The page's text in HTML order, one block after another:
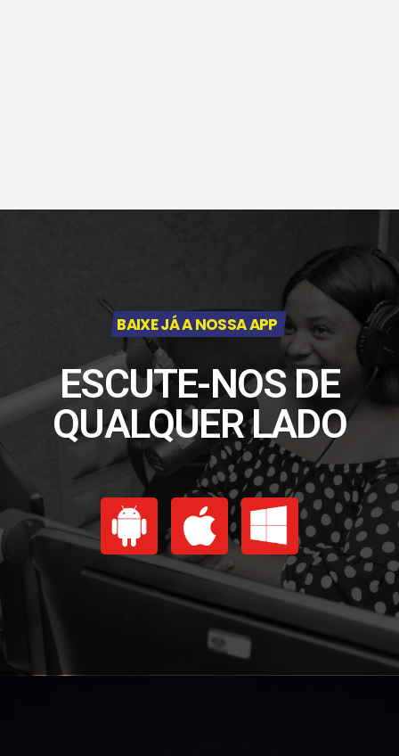
BAIXE JÁ A NOSSA APP
ESCUTE-NOS DE
QUALQUER LADO